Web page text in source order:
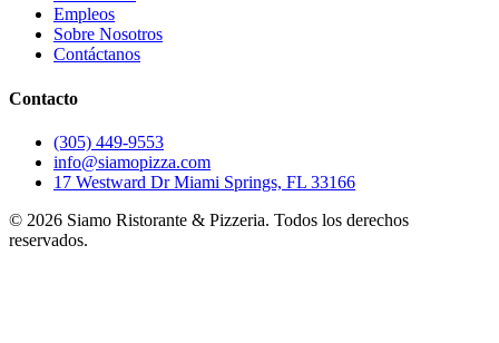
Empleos
Sobre Nosotros
Contáctanos
Contacto
(305) 449-9553
info@siamopizza.com
17 Westward Dr Miami Springs, FL 33166
© 2026 Siamo Ristorante & Pizzeria. Todos los derechos
reservados.